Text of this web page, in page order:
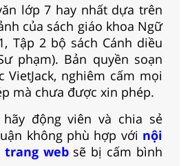
lớp 7 hay nhất dựa trên
của sách giáo khoa Ngữ
Tập 2 bộ sách Cánh diều
phạm). Bản quyền soạn
VietJack, nghiêm cấm mọi
mà chưa được xin phép.
động viên và chia sẻ
không phù hợp với nội
websẽ bị cấm bình